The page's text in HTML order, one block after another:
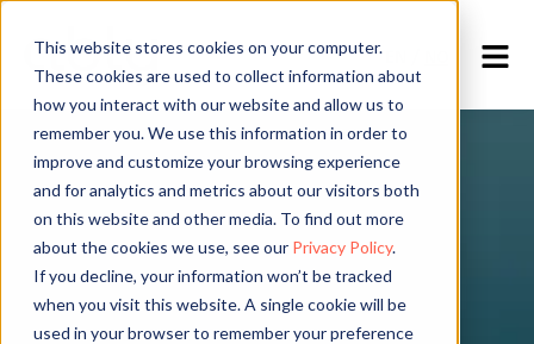
This website stores cookies on your computer.
These cookies are used to collect information about
how you interact with our website and allow us to
remember you. We use this information in order to
improve and customize your browsing experience
and for analytics and metrics about our visitors both
on this website and other media. To find out more
about the cookies we use, see our Privacy Policy.
If you decline, your information won’t be tracked
when you visit this website. A single cookie will be
used in your browser to remember your preference